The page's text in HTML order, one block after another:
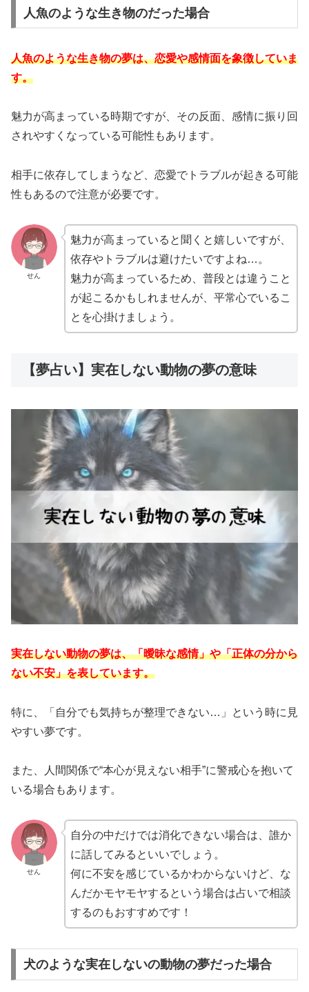
人魚のような生き物のだった場合
人魚のような生き物の夢は、恋愛や感情面を象徴していま
す。
魅力が高まっている時期ですが、その反面、感情に振り回
されやすくなっている可能性もあります。
相手に依存してしまうなど、恋愛でトラブルが起きる可能
性もあるので注意が必要です。
せん
魅力が高まっていると聞くと嬉しいですが、
依存やトラブルは避けたいですよね…。
魅力が高まっているため、普段とは違うこと
が起こるかもしれませんが、平常心でいるこ
とを心掛けましょう。
【夢占い】実在しない動物の夢の意味
実在しない動物の夢は、「曖昧な感情」や「正体の分から
ない不安」を表しています。
特に、 「自分でも気持ちが整理できない…」
という時に見
やすい夢です。
また、人間関係で“本心が見えない相手”に警戒心を抱いて
いる場合もあります。
せん
自分の中だけでは消化できない場合は、誰か
に話してみるといいでしょう。
何に不安を感じているかわからないけど、な
んだかモヤモヤするという場合は占いで相談
するのもおすすめです！
犬のような実在しないの動物の夢だった場合